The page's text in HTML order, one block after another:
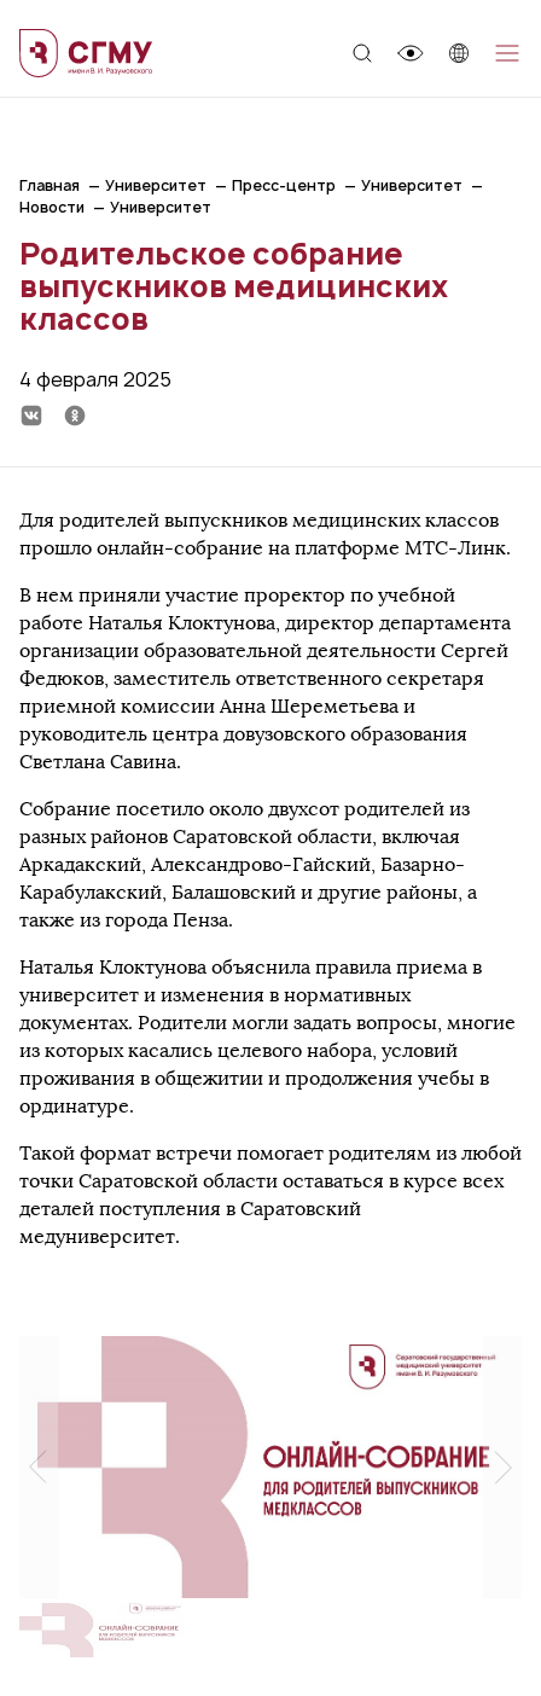
Главная Университет Пресс-центр
Университет
Новости
Университет
Родительское собрание
выпускников медицинских
классов
4 февраля 2025
Для родителей выпускников медицинских классов
прошло онлайн-собрание на платформе МТС-Линк.
В нем приняли участие проректор по учебной
работе Наталья Клоктунова, директор департамента
организации образовательной деятельности Сергей
Федюков, заместитель ответственного секретаря
приемной комиссии Анна Шереметьева и
руководитель центра довузовского образования
Светлана Савина.
Собрание посетило около двухсот родителей из
разных районов Саратовской области, включая
Аркадакский, Александрово-Гайский, Базарно-
Карабулакский, Балашовский и другие районы, а
также из города Пенза.
Наталья Клоктунова объяснила правила приема в
университет и изменения в нормативных
документах. Родители могли задать вопросы, многие
из которых касались целевого набора, условий
проживания в общежитии и продолжения учебы в
ординатуре.
Такой формат встречи помогает родителям из любой
точки Саратовской области оставаться в курсе всех
деталей поступления в Саратовский
медуниверситет.